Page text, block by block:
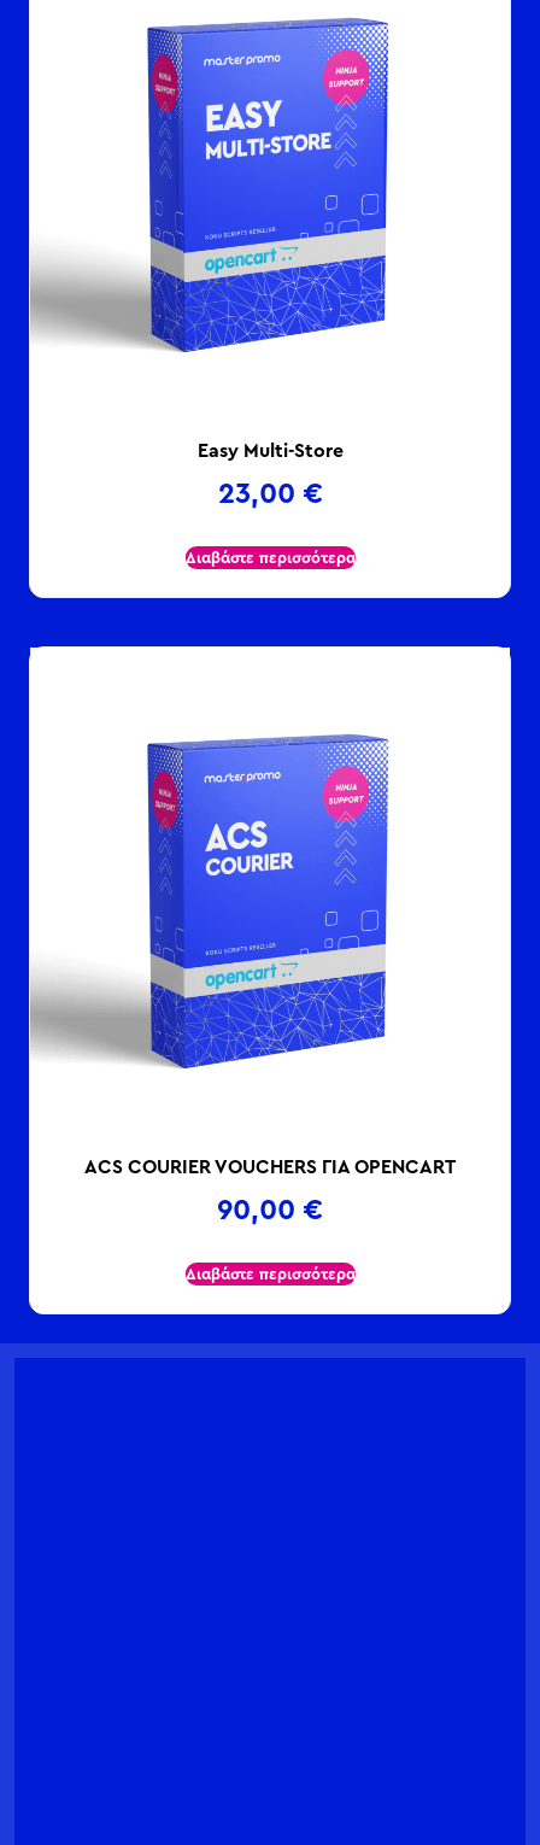
Easy Multi-Store
23,00 €
Διαβάστε περισσότερα
ACS COURIER VOUCHERS ΓΙΑ OPENCART
90,00 €
Διαβάστε περισσότερα